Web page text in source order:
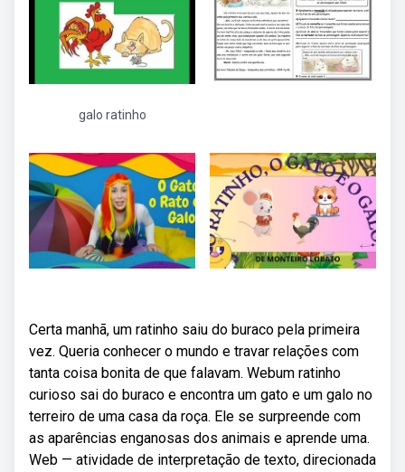
galo ratinho
Certa manhã, um ratinho saiu do buraco pela primeira
vez. Queria conhecer o mundo e travar relações com
tanta coisa bonita de que falavam. Webum ratinho
curioso sai do buraco e encontra um gato e um galo no
terreiro de uma casa da roça. Ele se surpreende com
as aparências enganosas dos animais e aprende uma.
Web — atividade de interpretação de texto, direcionada